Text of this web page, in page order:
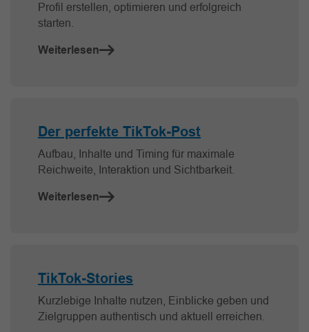
Profil erstellen, optimieren und erfolgreich
starten.
Weiterlesen
Der perfekte TikTok-Post
Aufbau, Inhalte und Timing für maximale
Reichweite, Interaktion und Sichtbarkeit.
Weiterlesen
TikTok-Stories
Kurzlebige Inhalte nutzen, Einblicke geben und
Zielgruppen authentisch und aktuell erreichen.